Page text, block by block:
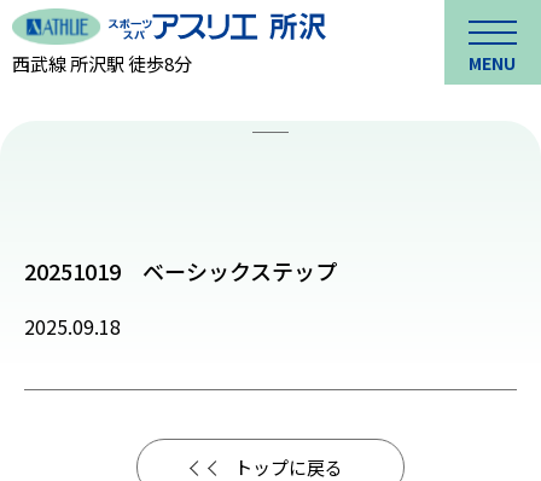
西武線 所沢駅 徒歩8分 MENU
20251019 ベーシックステップ
2025.09.18
トップに戻る